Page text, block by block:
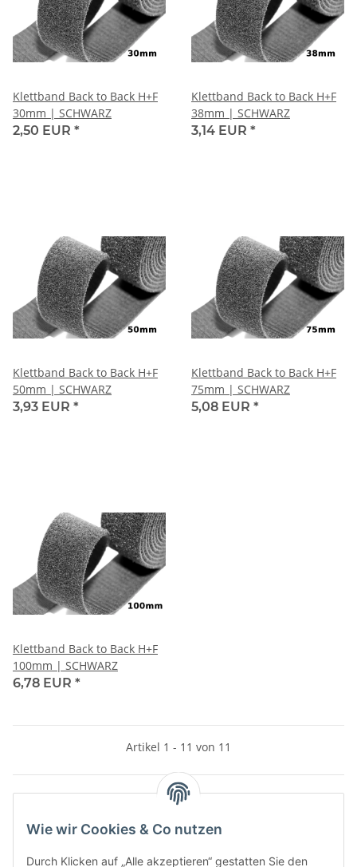
Wie wir Cookies & Co nutzen
Durch Klicken auf „Alle akzeptieren“ gestatten Sie den
Klettband Back to Back H+F
30mm | SCHWARZ
2,50 EUR *
Klettband Back to Back H+F
38mm | SCHWARZ
3,14 EUR *
Klettband Back to Back H+F
50mm | SCHWARZ
3,93 EUR *
Klettband Back to Back H+F
75mm | SCHWARZ
5,08 EUR *
Klettband Back to Back H+F
100mm | SCHWARZ
6,78 EUR *
Artikel 1 - 11 von 11
Kategorien